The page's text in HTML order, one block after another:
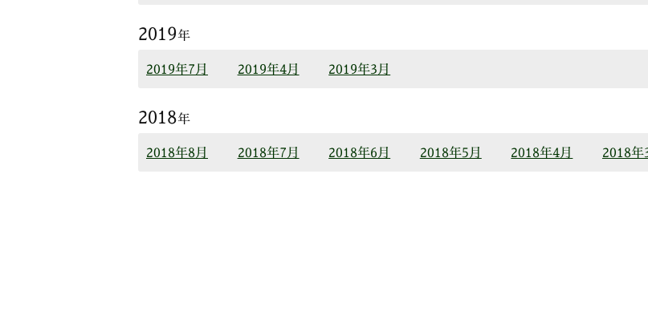
2019年
2019年7月
2019年4月 2019年3月
2018年
2018年8月
2018年7月 2018年6月 2018年5月 2018年4月 2018年